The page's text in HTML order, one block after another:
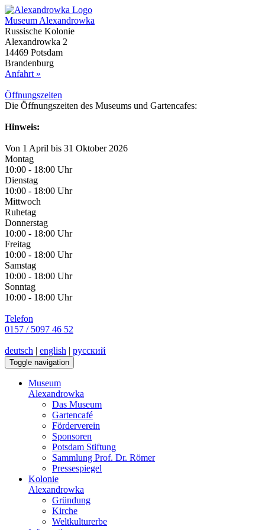
Museum Alexandrowka
Russische Kolonie
Alexandrowka 2
14469 Potsdam
Brandenburg
Anfahrt »
Öffnungs­zeiten
Die Öffnungszeiten des Museums und Gartencafes:
Hinweis:
Von 1 April bis 31 Oktober 2026
Montag
10:00 - 18:00 Uhr
Dienstag
10:00 - 18:00 Uhr
Mittwoch
Ruhetag
Donnerstag
10:00 - 18:00 Uhr
Freitag
10:00 - 18:00 Uhr
Samstag
10:00 - 18:00 Uhr
Sonntag
10:00 - 18:00 Uhr
Telefon
0157 / 5097 46 52
deutsch | english | русский
Toggle navigation
Museum
Alexandrowka
Das Museum
Gartencafé
Förderverein
Sponsoren
Potsdam Stiftung
Sammlung Prof. Dr. Römer
Pressespiegel
Kolonie
Alexandrowka
Gründung
Kirche
Weltkulturerbe